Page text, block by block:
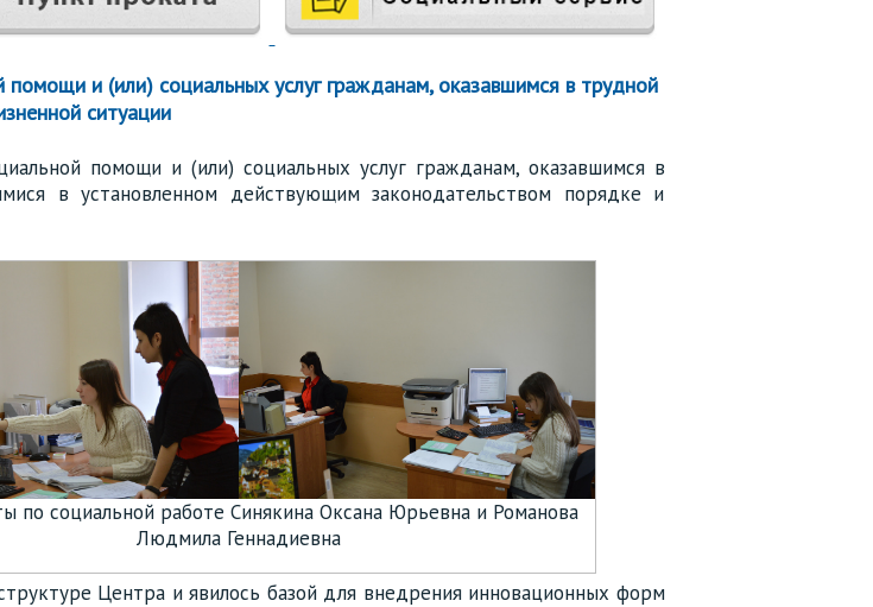
и (или) социальных услуг гражданам, оказавшимся в трудной
ситуации
помощи и (или) социальных услуг гражданам, оказавшимся в
в установленном действующим законодательством порядке и
по социальной работе Синякина Оксана Юрьевна и Романова
Людмила Геннадиевна
Центра и явилось базой для внедрения инновационных форм